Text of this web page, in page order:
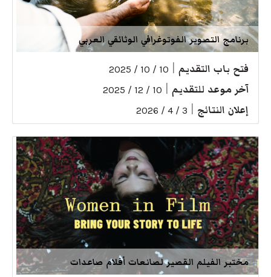
برنامج التصوير الفوتوغرافي الوثائقي العربي
فتح باب التقديم 10 / 10 / 2025
آخر موعد للتقديم 10 / 12 / 2025
إعلان النتائج 3 / 4 / 2026
مختبر الفيلم القصير لصانعات أفلام صاعدات